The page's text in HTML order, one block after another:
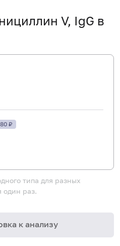
V, IgG в
₽
типа для разных
один раз.
к анализу